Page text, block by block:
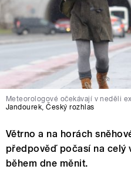
Meteorologové očekávají v neděli
Jandourek,Český rozhlas
Větrno a na horách
předpověď počasí na celý
během dne měnit.